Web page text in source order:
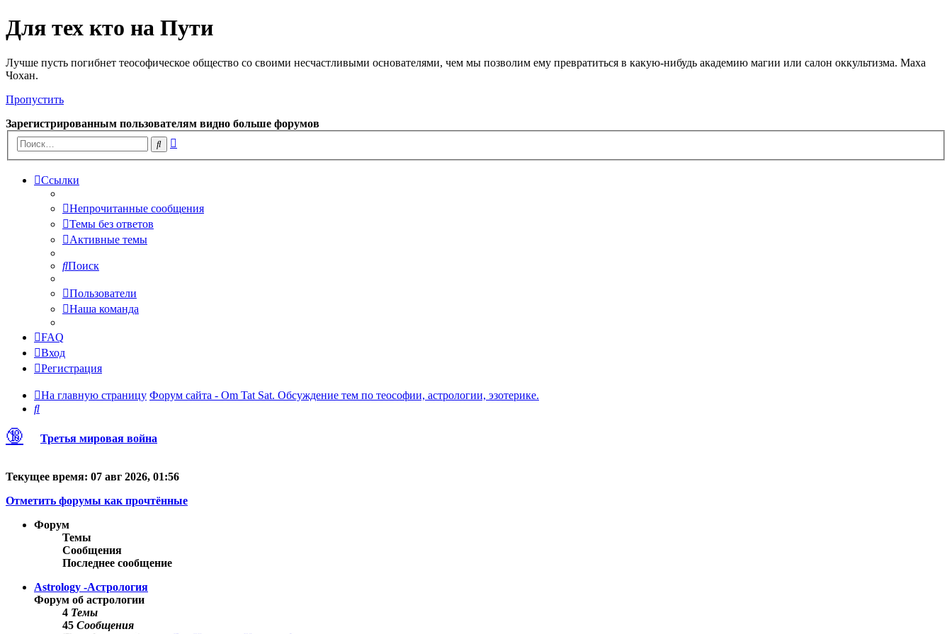
Для тех кто на Пути
Лучше пусть погибнет теософическое общество со своими несчастливыми основателями, чем мы позволим ему превратиться в какую-нибудь академию магии или салон оккультизма. Маха
Чохан.
Пропустить
Зарегистрированным пользователям видно больше форумов
Поиск
Ссылки
Непрочитанные сообщения
Темы без ответов
Активные темы
Поиск
Пользователи
Наша команда
FAQ
Вход
Регистрация
На главную страницу Форум сайта - Om Tat Sat. Обсуждение тем по теософии, астрологии, эзотерике.
Поиск
🔞 Третья мировая война
Текущее время: 07 авг 2026, 01:56
Отметить форумы как прочтённые
Форум
Темы
Сообщения
Последнее сообщение
Astrology -Астрология
Форум об астрологии
4 Темы
45 Сообщения